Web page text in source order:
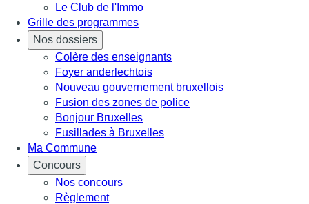
Le Club de l'Immo
Grille des programmes
Nos dossiers
Colère des enseignants
Foyer anderlechtois
Nouveau gouvernement bruxellois
Fusion des zones de police
Bonjour Bruxelles
Fusillades à Bruxelles
Ma Commune
Concours
Nos concours
Règlement